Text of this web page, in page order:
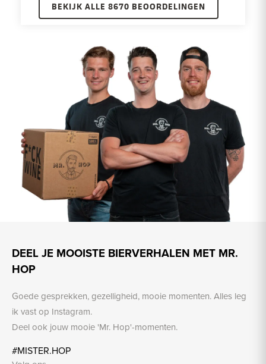
BEKIJK ALLE 8670 BEOORDELINGEN
DEEL JE MOOISTE BIERVERHALEN MET MR.
HOP
Goede gesprekken, gezelligheid, mooie momenten. Alles leg
ik vast op Instagram.
Deel ook jouw mooie 'Mr. Hop'-momenten.
#MISTER.HOP